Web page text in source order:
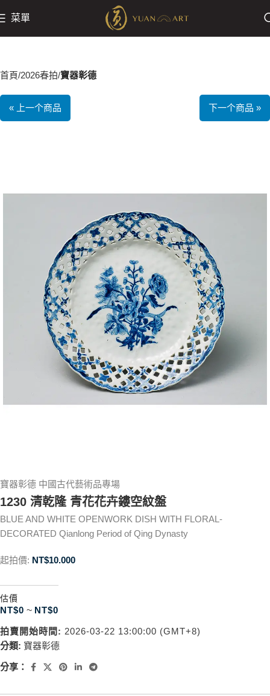
菜單
首頁 2026春拍 寶器彰德
« 上一个商品 下一个商品 »
寶器彰德 中國古代藝術品專場
1230 清乾隆 青花花卉鏤空紋盤
BLUE AND WHITE OPENWORK DISH WITH FLORAL-
DECORATED Qianlong Period of Qing Dynasty
起拍價: NT$10.000
估價
NT$0 ~ NT$0
拍賣開始時間: 2026-03-22 13:00:00 (GMT+8)
分類: 寶器彰德
分享：